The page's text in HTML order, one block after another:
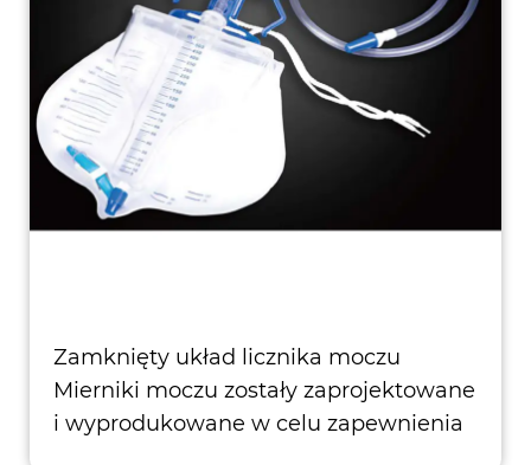
Zamknięty układ licznika moczu
Mierniki moczu zostały zaprojektowane
i wyprodukowane w celu zapewnienia